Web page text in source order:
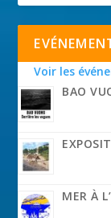
Voir les
BAO
MER À